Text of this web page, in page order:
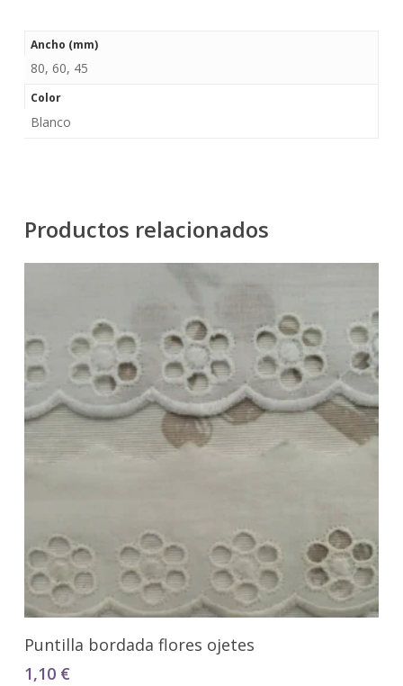
Ancho (mm)
80, 60, 45
Color
Blanco
Productos relacionados
Seleccionar Opciones
Puntilla bordada flores ojetes
1,10 €